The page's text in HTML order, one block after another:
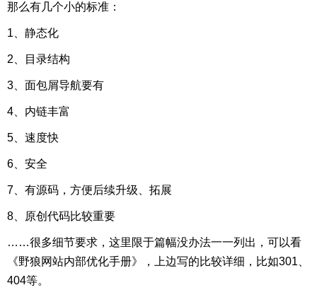
那么有几个小的标准：
1、静态化
2、目录结构
3、面包屑导航要有
4、内链丰富
5、速度快
6、安全
7、有源码，方便后续升级、拓展
8、原创代码比较重要
……很多细节要求，这里限于篇幅没办法一一列出，可以看
《野狼网站内部优化手册》，上边写的比较详细，比如301、
404等。